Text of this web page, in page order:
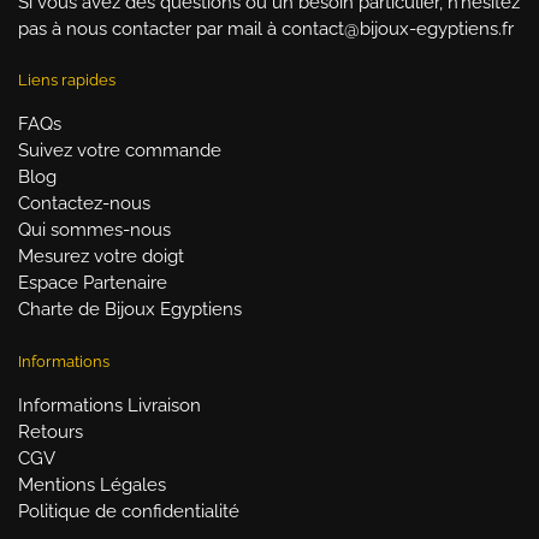
pas à nous contacter par mail à contact@bijoux-egyptiens.fr
Liens rapides
FAQs
Suivez votre commande
Blog
Contactez-nous
Qui sommes-nous
Mesurez votre doigt
Espace Partenaire
Charte de Bijoux Egyptiens
Informations
Informations Livraison
Retours
CGV
Mentions Légales
Politique de confidentialité